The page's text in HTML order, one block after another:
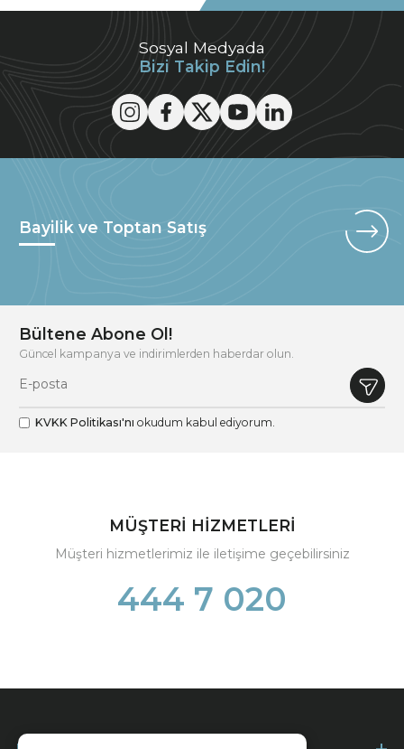
Sosyal Medyada
Bizi Takip Edin!
Bayilik ve Toptan Satış
Bültene Abone Ol!
Güncel kampanya ve indirimlerden haberdar olun.
KVKK Politikası'nı okudum kabul ediyorum.
MÜŞTERİ HİZMETLERİ
Müşteri hizmetlerimiz ile iletişime geçebilirsiniz
444 7 020